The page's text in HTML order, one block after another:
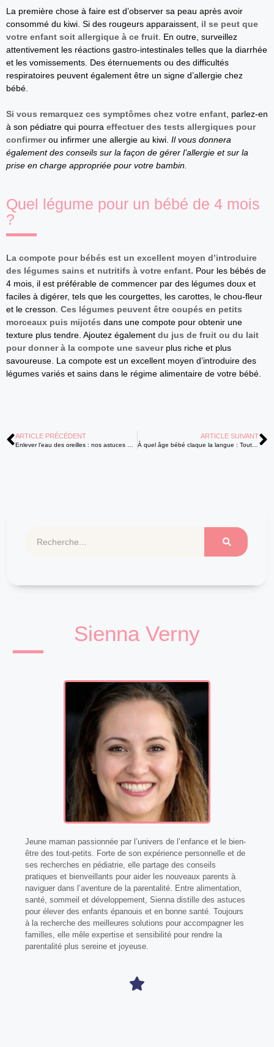
La première chose à faire est d’observer sa peau après avoir
consommé du kiwi. Si des rougeurs apparaissent, il se peut que
votre enfant soit allergique à ce fruit . En outre, surveillez
attentivement les réactions gastro-intestinales telles que la diarrhée
et les vomissements. Des éternuements ou des difficultés
respiratoires peuvent également être un signe d’allergie chez
bébé.
Si vous remarquez ces symptômes chez votre enfant , parlez-en
à son pédiatre qui pourra effectuer des tests allergiques pour
confirmerou infirmer une allergie au kiwi. Il vous donnera
également des conseils sur la façon de gérer l’allergie et sur la
prise en charge appropriée pour votre bambin.
Quel légume pour un bébé de 4 mois
?
La compote pour bébés est un excellent moyen d’introduire
des légumes sains et nutritifs à votre enfant. Pour les bébés de
4 mois, il est préférable de commencer par des légumes doux et
faciles à digérer, tels que les courgettes, les carottes, le chou-fleur
et le cresson. Ces légumes peuvent être coupés en petits
morceaux puis mijotés dans une compote pour obtenir une
texture plus tendre. Ajoutez également du jus de fruit ou du lait
pour donner à la compote une saveurplus riche et plus
savoureuse. La compote est un excellent moyen d’introduire des
légumes variés et sains dans le régime alimentaire de votre bébé.
ARTICLE PRÉCÉDENT ARTICLE SUIVANT
À quel âge bébé claque la langue : Tout ce que vous devez savoir sur ce développement linguistique !
Sienna Verny
Jeune maman passionnée par l’univers de l’enfance et le bien-
être des tout-petits. Forte de son expérience personnelle et de
ses recherches en pédiatrie, elle partage des conseils
pratiques et bienveillants pour aider les nouveaux parents à
naviguer dans l’aventure de la parentalité. Entre alimentation,
santé, sommeil et développement, Sienna distille des astuces
pour élever des enfants épanouis et en bonne santé. Toujours
à la recherche des meilleures solutions pour accompagner les
familles, elle mêle expertise et sensibilité pour rendre la
parentalité plus sereine et joyeuse.